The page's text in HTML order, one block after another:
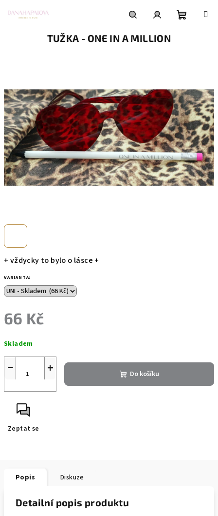
+ vždycky to bylo o lásce +
VARIANTA:
66 Kč
cena:
Skladem
+
− Do košíku
Zeptat se
TUŽKA - ONE IN A MILLION
Popis Diskuze
Detailní popis produktu